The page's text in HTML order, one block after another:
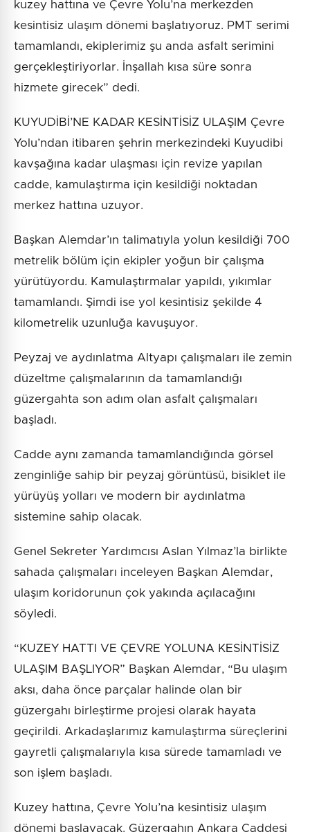
kuzey hattına ve Çevre Yolu’na merkezden
kesintisiz ulaşım dönemi başlatıyoruz. PMT serimi
tamamlandı, ekiplerimiz şu anda asfalt serimini
gerçekleştiriyorlar. İnşallah kısa süre sonra
hizmete girecek” dedi.
KUYUDİBİ’NE KADAR KESİNTİSİZ ULAŞIM Çevre
Yolu’ndan itibaren şehrin merkezindeki Kuyudibi
kavşağına kadar ulaşması için revize yapılan
cadde, kamulaştırma için kesildiği noktadan
merkez hattına uzuyor.
Başkan Alemdar’ın talimatıyla yolun kesildiği 700
metrelik bölüm için ekipler yoğun bir çalışma
yürütüyordu. Kamulaştırmalar yapıldı, yıkımlar
tamamlandı. Şimdi ise yol kesintisiz şekilde 4
kilometrelik uzunluğa kavuşuyor.
Peyzaj ve aydınlatma Altyapı çalışmaları ile zemin
düzeltme çalışmalarının da tamamlandığı
güzergahta son adım olan asfalt çalışmaları
başladı.
Cadde aynı zamanda tamamlandığında görsel
zenginliğe sahip bir peyzaj görüntüsü, bisiklet ile
yürüyüş yolları ve modern bir aydınlatma
sistemine sahip olacak.
Genel Sekreter Yardımcısı Aslan Yılmaz’la birlikte
sahada çalışmaları inceleyen Başkan Alemdar,
ulaşım koridorunun çok yakında açılacağını
söyledi.
“KUZEY HATTI VE ÇEVRE YOLUNA KESİNTİSİZ
ULAŞIM BAŞLIYOR” Başkan Alemdar, “Bu ulaşım
aksı, daha önce parçalar halinde olan bir
güzergahı birleştirme projesi olarak hayata
geçirildi. Arkadaşlarımız kamulaştırma süreçlerini
gayretli çalışmalarıyla kısa sürede tamamladı ve
son işlem başladı.
Kuzey hattına, Çevre Yolu’na kesintisiz ulaşım
dönemi başlayacak. Güzergahın Ankara Caddesi